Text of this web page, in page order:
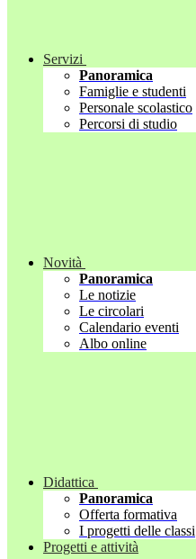
Servizi
Panoramica
Famiglie e studenti
Personale scolastico
Percorsi di studio
Novità
Panoramica
Le notizie
Le circolari
Calendario eventi
Albo online
Didattica
Panoramica
Offerta formativa
I progetti delle classi
Progetti e attività